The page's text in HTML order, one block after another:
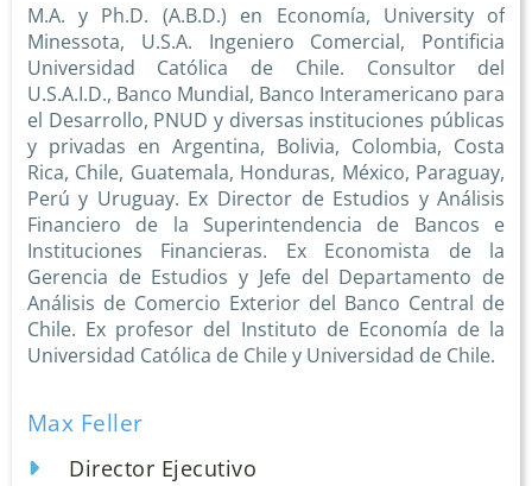
M.A. y Ph.D. (A.B.D.) en Economía, University of
Minessota, U.S.A. Ingeniero Comercial, Pontificia
Universidad Católica de Chile. Consultor del
U.S.A.I.D., Banco Mundial, Banco Interamericano para
el Desarrollo, PNUD y diversas instituciones públicas
y privadas en Argentina, Bolivia, Colombia, Costa
Rica, Chile, Guatemala, Honduras, México, Paraguay,
Perú y Uruguay. Ex Director de Estudios y Análisis
Financiero de la Superintendencia de Bancos e
Instituciones Financieras. Ex Economista de la
Gerencia de Estudios y Jefe del Departamento de
Análisis de Comercio Exterior del Banco Central de
Chile. Ex profesor del Instituto de Economía de la
Universidad Católica de Chile y Universidad de Chile.
Max Feller
Director Ejecutivo